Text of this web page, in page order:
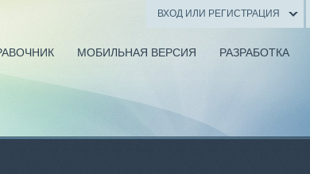
ВХОД ИЛИ РЕГИСТРАЦИЯ
МОБИЛЬНАЯ ВЕРСИЯ РАЗРАБОТКА